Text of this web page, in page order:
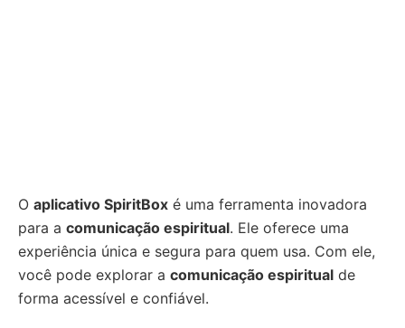
O aplicativo SpiritBox é uma ferramenta inovadora
para a comunicação espiritual. Ele oferece uma
experiência única e segura para quem usa. Com ele,
você pode explorar a comunicação espiritual de
forma acessível e confiável.